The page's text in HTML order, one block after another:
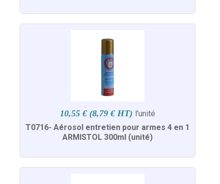
10,55 € (8,79 € HT) l'unité
T0716- Aérosol entretien pour armes 4 en 1
ARMISTOL 300ml (unité)